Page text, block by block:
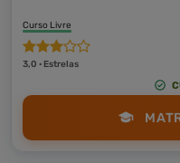
Curso Livre
3,0 · Estrelas